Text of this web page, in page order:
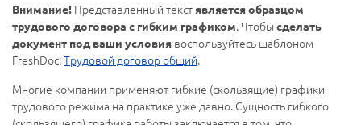
Внимание! Представленный текстявляется образцом
трудового договора с гибким графиком. Чтобы сделать
документ под ваши условия воспользуйтесь шаблоном
FreshDoc:Трудовой договор общий.
Многие компании применяют гибкие (скользящие) графики
трудового режима на практике уже давно. Сущность гибкого